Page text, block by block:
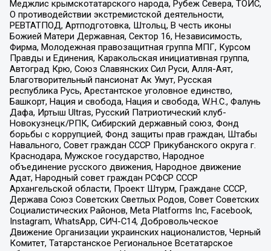
Меджлис крымскотатарского народа, Рубеж Севера, ТОЙС,
О противодействии экстремистской деятельности,
РЕВТАТПОД, Артподготовка, Штольц, В честь иконы
Божией Матери Державная, Сектор 16, Независимость,
Фирма, Молодежная правозащитная группа МПГ, Курсом
Правды и Единения, Каракольская инициативная группа,
Автоград Крю, Союз Славянских Сил Руси, Алля-Аят,
Благотворительный пансионат Ак Умут, Русская
республика Русь, Арестантское уголовное единство,
Башкорт, Нация и свобода, Нация и свобода, W.H.С., Фалунь
Дафа, Иртыш Ultras, Русский Патриотический клуб-
Новокузнецк/РПК, Сибирский державный союз, Фонд
борьбы с коррупцией, Фонд защиты прав граждан, Штабы
Навального, Совет граждан СССР Прикубанского округа г.
Краснодара, Мужское государство, Народное
объединение русского движения, Народное движение
Адат, Народный совет граждан РСФСР СССР
Архангельской области, Проект Штурм, Граждане СССР,
Держава Союз Советских Светлых Родов, Совет Советских
Социалистических Районов, Meta Platforms Inc, Facebook,
Instagram, WhatsApp, СИЧ-С14, Добровольческое
Движение Организации украинских националистов, Черный
Комитет, Татарстанское Региональное Всетатарское